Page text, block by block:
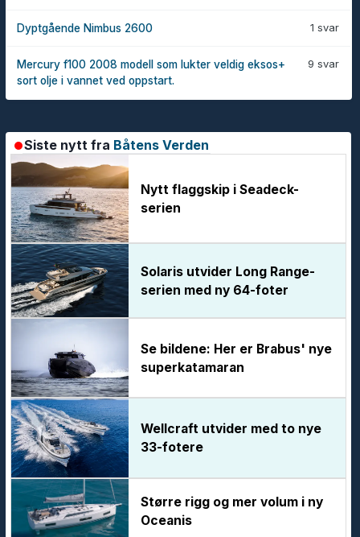
1 svar
Dyptgående Nimbus 2600
9 svar
Mercury f100 2008 modell som lukter veldig eksos+
sort olje i vannet ved oppstart.
Siste nytt fra Båtens Verden
Nytt flaggskip i Seadeck-
serien
Solaris utvider Long Range-
serien med ny 64-foter
Se bildene: Her er Brabus' nye
superkatamaran
Wellcraft utvider med to nye
33-fotere
Større rigg og mer volum i ny
Oceanis